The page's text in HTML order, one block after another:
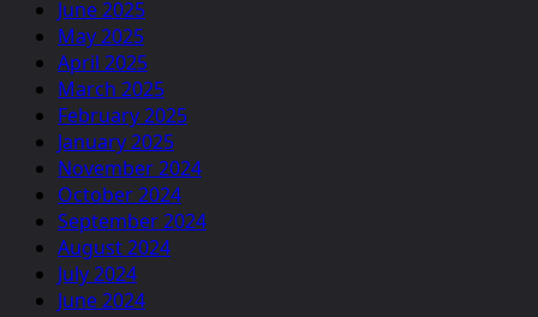
June 2025
May 2025
April 2025
March 2025
February 2025
January 2025
November 2024
October 2024
September 2024
August 2024
July 2024
June 2024